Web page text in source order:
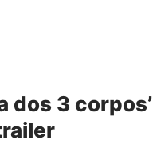
dos 3 corpos’